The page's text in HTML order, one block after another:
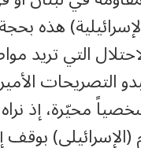
هذه
التي تريد
التصريحات
محيّرة، إذ
(الإسرائيلي) بوقف